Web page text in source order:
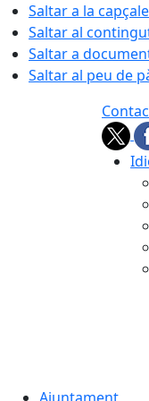
Saltar a la
Saltar al
Saltar a
Saltar al peu de